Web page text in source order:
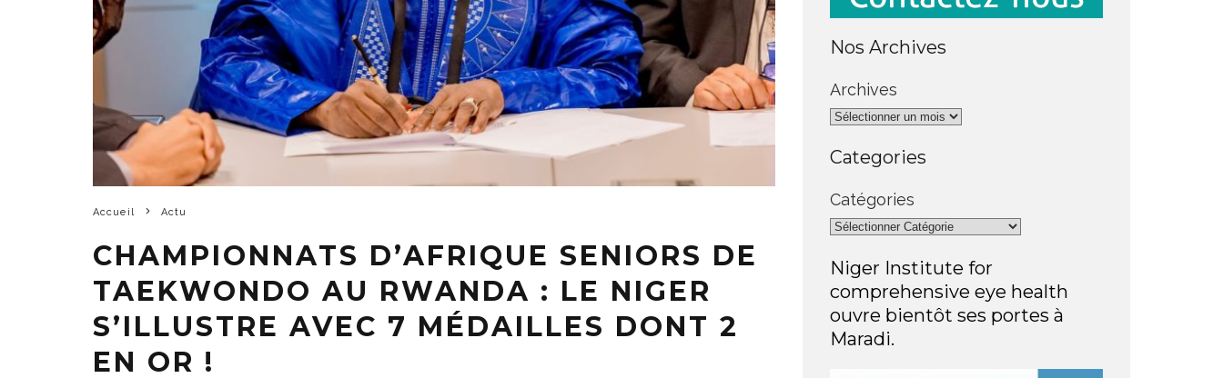
Accueil Actu
CHAMPIONNATS D’AFRIQUE SENIORS DE
TAEKWONDO AU RWANDA : LE NIGER
S’ILLUSTRE AVEC 7 MÉDAILLES DONT 2
EN OR !
Nos Archives
Archives
Categories
Catégories
Niger Institute for
comprehensive eye health
ouvre bientôt ses portes à
Maradi.